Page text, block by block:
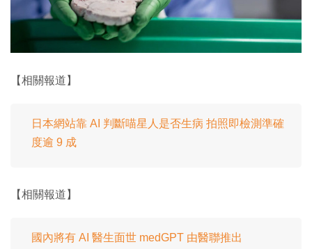
【相關報道】
日本網站靠 AI 判斷喵星人是否生病 拍照即檢測準確
度逾 9 成
【相關報道】
國內將有 AI 醫生面世 medGPT 由醫聯推出